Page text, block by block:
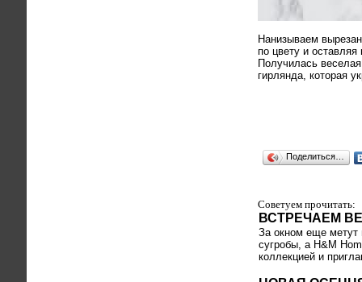
Нанизываем
по цвету и
Получилась
гирлянда, которая
Поделиться…
Советуем прочитать:
ВСТРЕЧАЕМ
За окном еще
сугробы, а H&M
коллекцией и